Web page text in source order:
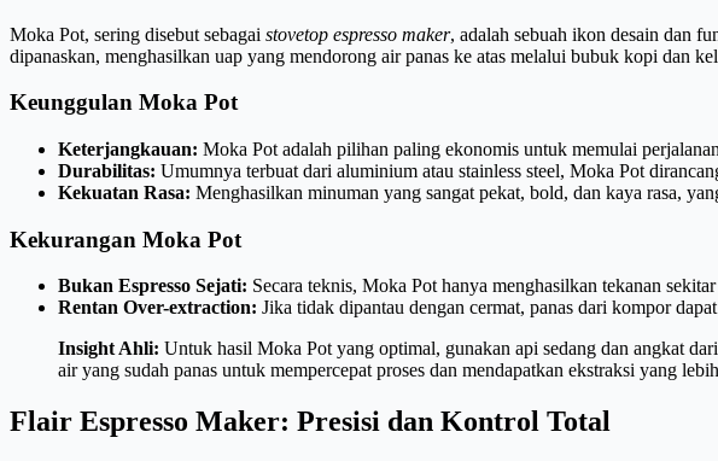
Moka Pot, sering disebut sebagai stovetop espresso maker, adalah sebuah ikon desain dan
dipanaskan, menghasilkan uap yang mendorong air panas ke atas melalui bubuk kopi dan
Keunggulan Moka Pot
Keterjangkauan: Moka Pot adalah pilihan paling ekonomis untuk memulai
Durabilitas: Umumnya terbuat dari aluminium atau stainless steel, Moka Pot
Kekuatan Rasa: Menghasilkan minuman yang sangat pekat, bold, dan kaya rasa,
Kekurangan Moka Pot
Bukan Espresso Sejati: Secara teknis, Moka Pot hanya menghasilkan tekanan
Rentan Over-extraction: Jika tidak dipantau dengan cermat, panas dari kompor
Insight Ahli: Untuk hasil Moka Pot yang optimal, gunakan api sedang dan angkat
air yang sudah panas untuk mempercepat proses dan mendapatkan ekstraksi yang
Flair Espresso Maker: Presisi dan Kontrol Total